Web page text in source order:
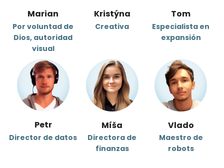
Marian
Por voluntad de
Dios, autoridad
visual
Kristýna
Creativa
Tom
Especialista en
expansión
Petr
Director de datos
Míša
Directora de
finanzas
Vlado
Maestro de
robots